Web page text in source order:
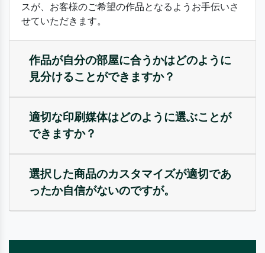
スが、お客様のご希望の作品となるようお手伝いさ
せていただきます。
作品が自分の部屋に合うかはどのように
見分けることができますか？
適切な印刷媒体はどのように選ぶことが
できますか？
選択した商品のカスタマイズが適切であ
ったか自信がないのですが。